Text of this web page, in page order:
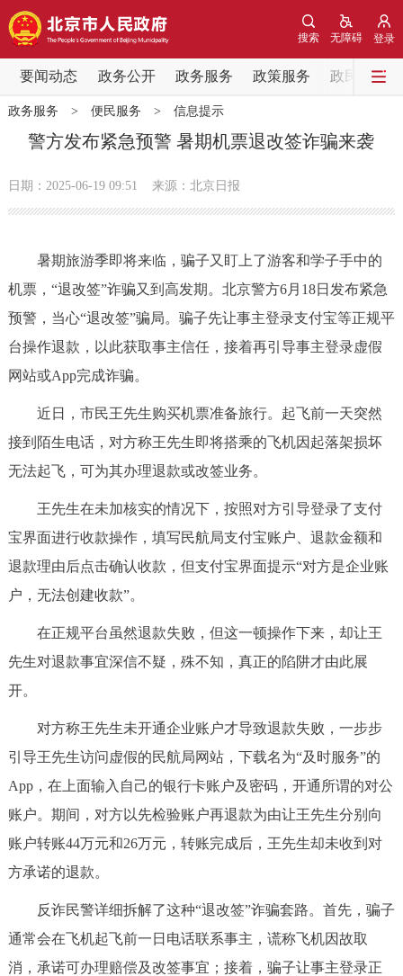
登录
无障碍
搜索
要闻动态 政务公开 政务服务 政策服务 政民互动
要闻动态
党中央精神 国务院信息
政务公开
市领导 机构职能 政策服务
政策兑现
政务服务
个人服务 法人服务 部门服务
便民服务 利企服务 投资项目
中介服务 阳光政务
政民互动
走进北京
绿色北京 图说北京 视频北京
多语种
政务服务 > 便民服务 > 信息提示
警方发布紧急预警 暑期机票退改签诈骗来袭
日期：2025-06-19 09:51 来源：北京日报
暑期旅游季即将来临，骗子又盯上了游客和学子手中的
机票，“退改签”诈骗又到高发期。北京警方6月18日发布紧急
预警，当心“退改签”骗局。骗子先让事主登录支付宝等正规平
台操作退款，以此获取事主信任，接着再引导事主登录虚假
网站或App完成诈骗。
近日，市民王先生购买机票准备旅行。起飞前一天突然
接到陌生电话，对方称王先生即将搭乘的飞机因起落架损坏
无法起飞，可为其办理退款或改签业务。
王先生在未加核实的情况下，按照对方引导登录了支付
宝界面进行收款操作，填写民航局支付宝账户、退款金额和
退款理由后点击确认收款，但支付宝界面提示“对方是企业账
户，无法创建收款”。
在正规平台虽然退款失败，但这一顿操作下来，却让王
先生对退款事宜深信不疑，殊不知，真正的陷阱才由此展
开。
对方称王先生未开通企业账户才导致退款失败，一步步
引导王先生访问虚假的民航局网站，下载名为“及时服务”的
App，在上面输入自己的银行卡账户及密码，开通所谓的对公
账户。期间，对方以先检验账户再退款为由让王先生分别向
账户转账44万元和26万元，转账完成后，王先生却未收到对
方承诺的退款。
反诈民警详细拆解了这种“退改签”诈骗套路。首先，骗子
通常会在飞机起飞前一日电话联系事主，谎称飞机因故取
消，承诺可办理赔偿及改签事宜；接着，骗子让事主登录正